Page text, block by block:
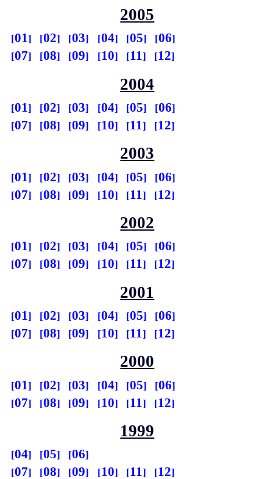
2005
01 02 03 04 05
06
07
08 09 10 11 12
2004
01 02 03 04 05
06
07
08 09 10 11 12
2003
01 02 03 04 05
06
07
08 09 10 11 12
2002
01 02 03 04 05
06
07
08 09 10 11 12
2001
01 02 03 04 05
06
07
08 09 10 11 12
2000
01 02 03 04 05
06
07
08 09 10 11 12
1999
04 05
06
07
08 09 10 11 12